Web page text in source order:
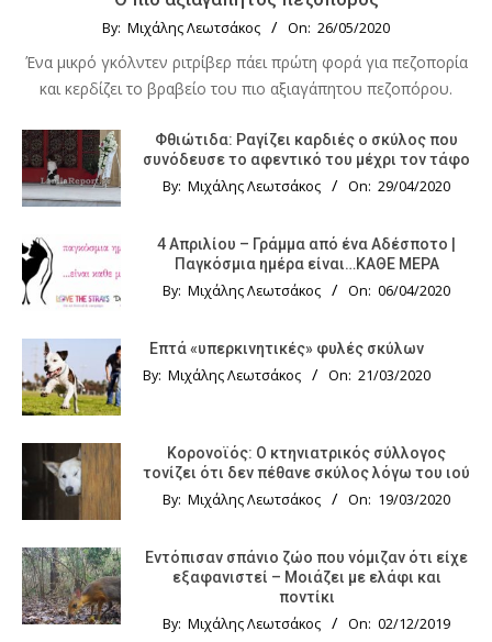
By: Μιχάλης Λεωτσάκος On: 26/05/2020
Ένα μικρό γκόλντεν ριτρίβερ πάει πρώτη φορά για πεζοπορία
και κερδίζει το βραβείο του πιο αξιαγάπητου πεζοπόρου.
Φθιώτιδα: Ραγίζει καρδιές ο σκύλος που
συνόδευσε το αφεντικό του μέχρι τον τάφο
By: Μιχάλης Λεωτσάκος On: 29/04/2020
4 Απριλίου – Γράμμα από ένα Αδέσποτο |
Παγκόσμια ημέρα είναι…ΚΑΘΕ ΜΕΡΑ
By: Μιχάλης Λεωτσάκος On: 06/04/2020
Επτά «υπερκινητικές» φυλές σκύλων
By: Μιχάλης Λεωτσάκος On: 21/03/2020
Κορονοϊός: Ο κτηνιατρικός σύλλογος
τονίζει ότι δεν πέθανε σκύλος λόγω του ιού
By: Μιχάλης Λεωτσάκος On: 19/03/2020
Εντόπισαν σπάνιο ζώο που νόμιζαν ότι είχε
εξαφανιστεί – Μοιάζει με ελάφι και
ποντίκι
By: Μιχάλης Λεωτσάκος On: 02/12/2019